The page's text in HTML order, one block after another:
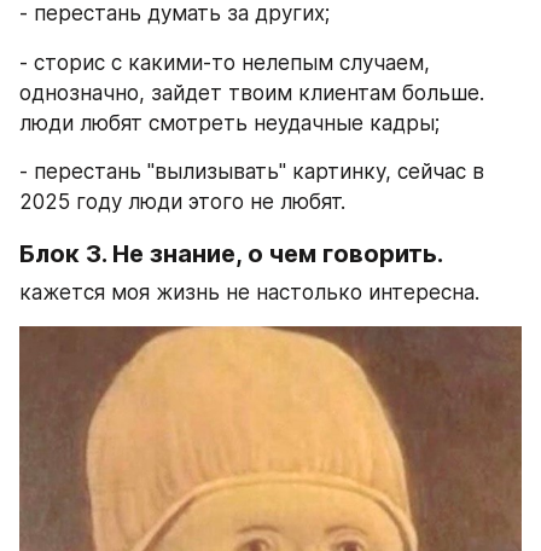
- перестань думать за других;
- сторис с какими-то нелепым случаем,
однозначно, зайдет твоим клиентам больше.
люди любят смотреть неудачные кадры;
- перестань "вылизывать" картинку, сейчас в
2025 году люди этого не любят.
Блок 3. Не знание, о чем говорить.
кажется моя жизнь не настолько интересна.